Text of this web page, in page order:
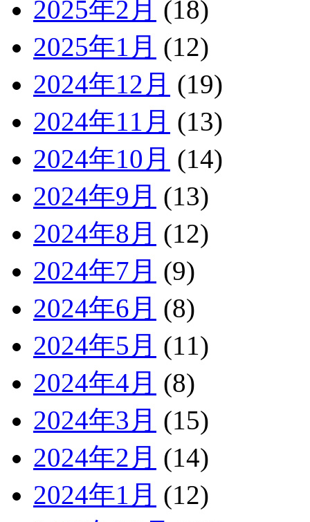
2025年2月 (18)
2025年1月 (12)
2024年12月 (19)
2024年11月 (13)
2024年10月 (14)
2024年9月 (13)
2024年8月 (12)
2024年7月 (9)
2024年6月 (8)
2024年5月 (11)
2024年4月 (8)
2024年3月 (15)
2024年2月 (14)
2024年1月 (12)